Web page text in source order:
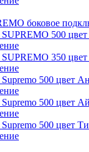
боковое
500
350
500 цвет
500 цвет
500 цвет